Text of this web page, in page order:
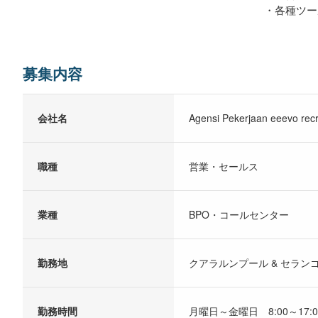
・各種ツ
募集内容
会社名 Agensi Pekerjaan eeevo
職種 営業・セールス
業種 BPO・コールセンター
勤務地 クアラルンプール & セラン
勤務時間 月曜日～金曜日 8:00～